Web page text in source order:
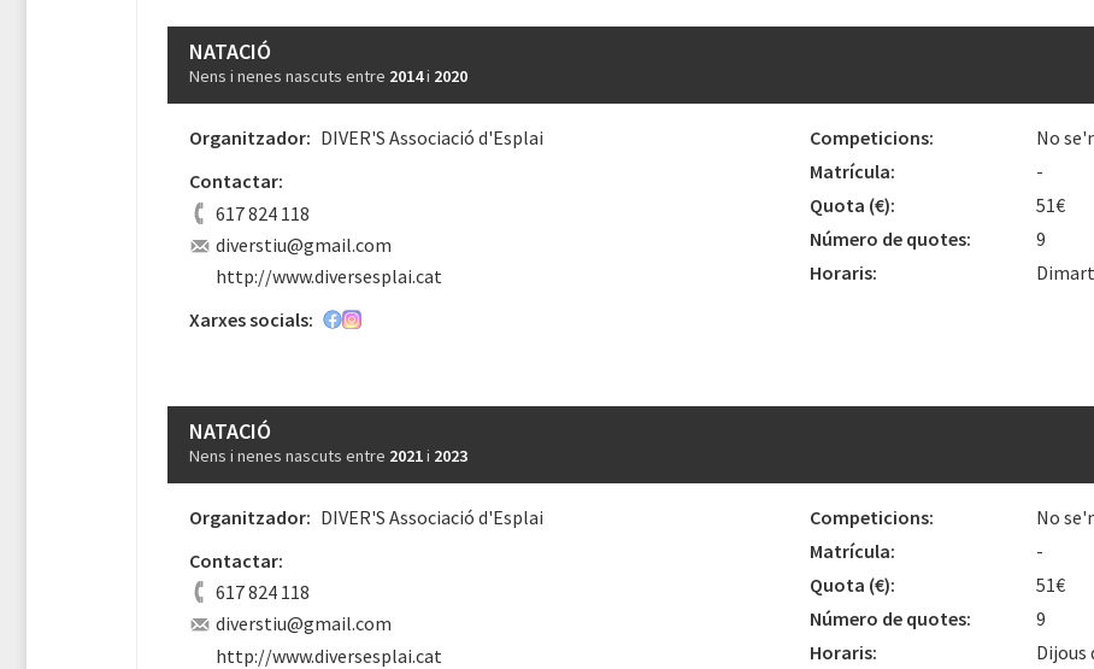
NATACIÓ
Nens i nenes nascuts entre 2014i 2020
Organitzador: DIVER'S Associació d'Esplai
Contactar:
617 824 118
diverstiu@gmail.com
http://www.diversesplai.cat
Xarxes socials:
Competicions:
No
Matrícula:
-
Quota (€):
51€
Número de quotes:
9
Horaris:
NATACIÓ
Nens i nenes nascuts entre 2021i 2023
Organitzador: DIVER'S Associació d'Esplai
Contactar:
617 824 118
diverstiu@gmail.com
http://www.diversesplai.cat
Competicions:
No
Matrícula:
-
Quota (€):
51€
Número de quotes:
9
Horaris:
Dijous